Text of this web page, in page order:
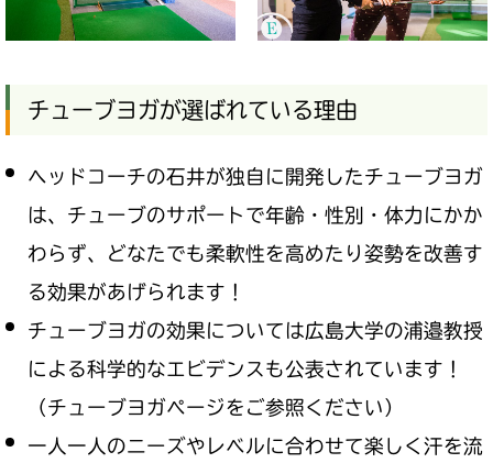
チューブヨガが選ばれている理由
ヘッドコーチの石井が独自に開発したチューブヨガ
は、チューブのサポートで年齢・性別・体力にかか
わらず、どなたでも柔軟性を高めたり姿勢を改善す
る効果があげられます！
チューブヨガの効果については広島大学の浦邉教授
による科学的なエビデンスも公表されています！
（チューブヨガページをご参照ください）
一人一人のニーズやレベルに合わせて楽しく汗を流